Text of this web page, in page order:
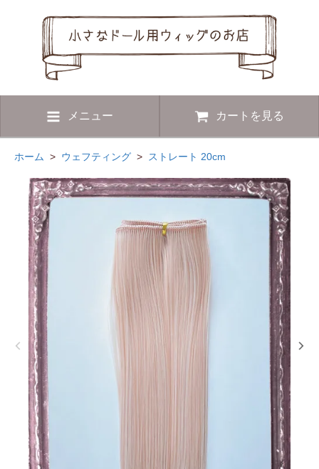
メニュー カートを見る
ホーム > ウェフティング > ストレート 20cm